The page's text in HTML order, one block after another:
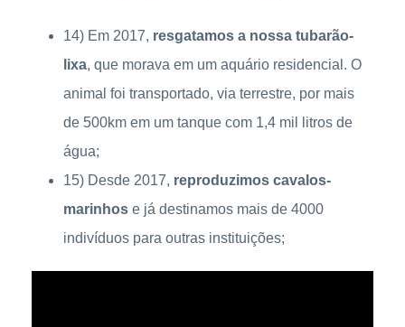
14) Em 2017, resgatamos a nossa tubarão-
lixa, que morava em um aquário residencial. O
animal foi transportado, via terrestre, por mais
de 500km em um tanque com 1,4 mil litros de
água;
15) Desde 2017, reproduzimos cavalos-
marinhos e já destinamos mais de 4000
indivíduos para outras instituições;